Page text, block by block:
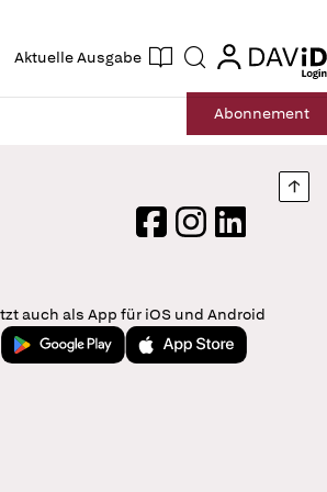
Aktuelle Ausgabe Suche login
login
Abonnement
FacebookInstagram
LinkedIn
auch als App für iOS und Android
Jetzt bei Google PlayLaden im App Store